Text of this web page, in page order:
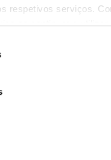
respetivos serviços.